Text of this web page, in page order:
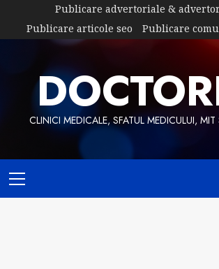
content
Publicare advertoriale &
Publicare articole seo
Publicare
CLINICI MEDICALE, SFATUL MEDICULUI, MIT
Menu